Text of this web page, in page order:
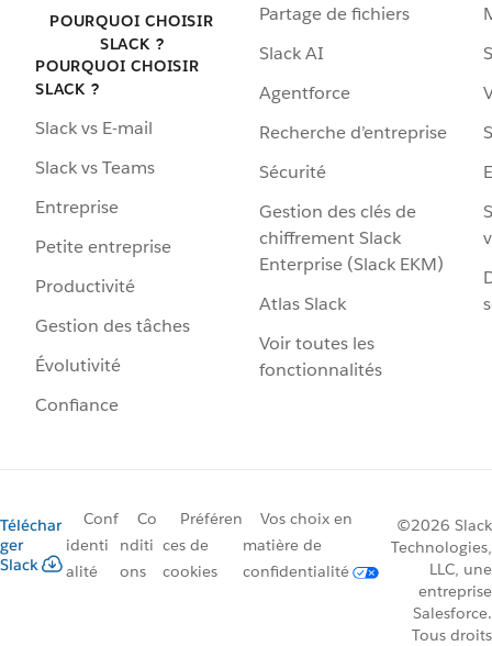
POURQUOI CHOISIR
SLACK ?
POURQUOI CHOISIR
SLACK ?
Slack vs E-mail
Slack vs Teams
Entreprise
Petite entreprise
Productivité
Gestion des tâches
Évolutivité
Confiance
Partage de fichiers
Slack AI
Agentforce
Recherche d’entreprise
Sécurité
Gestion des clés de
chiffrement Slack
Enterprise (Slack EKM)
Atlas Slack
Voir toutes les
fonctionnalités
Téléchar
ger
Slack
Conf
identi
alité
Co
nditi
ons
Préféren
ces de
cookies
Vos choix en
matière de
confidentialité
©2026 Slack
Technologies,
LLC, une
entreprise
Salesforce.
Tous droits